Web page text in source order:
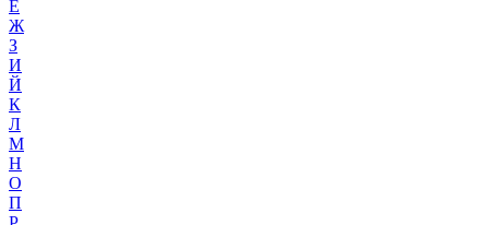
Е
Ж
З
И
Й
К
Л
М
Н
О
П